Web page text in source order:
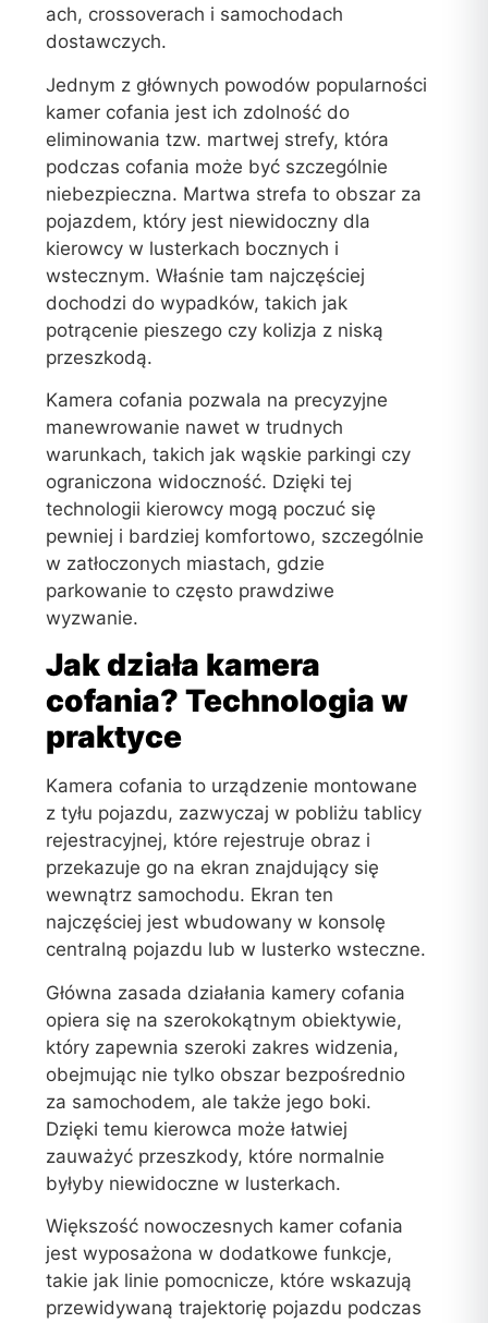
ach, crossoverach i samochodach
dostawczych.
Jednym z głównych powodów popularności
kamer cofania jest ich zdolność do
eliminowania tzw. martwej strefy, która
podczas cofania może być szczególnie
niebezpieczna. Martwa strefa to obszar za
pojazdem, który jest niewidoczny dla
kierowcy w lusterkach bocznych i
wstecznym. Właśnie tam najczęściej
dochodzi do wypadków, takich jak
potrącenie pieszego czy kolizja z niską
przeszkodą.
Kamera cofania pozwala na precyzyjne
manewrowanie nawet w trudnych
warunkach, takich jak wąskie parkingi czy
ograniczona widoczność. Dzięki tej
technologii kierowcy mogą poczuć się
pewniej i bardziej komfortowo, szczególnie
w zatłoczonych miastach, gdzie
parkowanie to często prawdziwe
wyzwanie.
Jak działa kamera
cofania? Technologia w
praktyce
Kamera cofania to urządzenie montowane
z tyłu pojazdu, zazwyczaj w pobliżu tablicy
rejestracyjnej, które rejestruje obraz i
przekazuje go na ekran znajdujący się
wewnątrz samochodu. Ekran ten
najczęściej jest wbudowany w konsolę
centralną pojazdu lub w lusterko wsteczne.
Główna zasada działania kamery cofania
opiera się na szerokokątnym obiektywie,
który zapewnia szeroki zakres widzenia,
obejmując nie tylko obszar bezpośrednio
za samochodem, ale także jego boki.
Dzięki temu kierowca może łatwiej
zauważyć przeszkody, które normalnie
byłyby niewidoczne w lusterkach.
Większość nowoczesnych kamer cofania
jest wyposażona w dodatkowe funkcje,
takie jak linie pomocnicze, które wskazują
przewidywaną trajektorię pojazdu podczas